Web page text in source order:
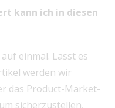
kann ich in diesen
einmal. Lasst es
werden wir
das Product-Market-
sicherzustellen,